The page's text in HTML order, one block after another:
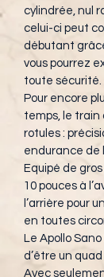
cylindrée, nul
celui-ci peut
débutant
vous pourrez
toute sécurité.
Pour encore
temps, le
rotules :
endurance de
Equipé de
10 pouces à
l’arrière pour
en toutes
Le Apollo
d’être un
Avec